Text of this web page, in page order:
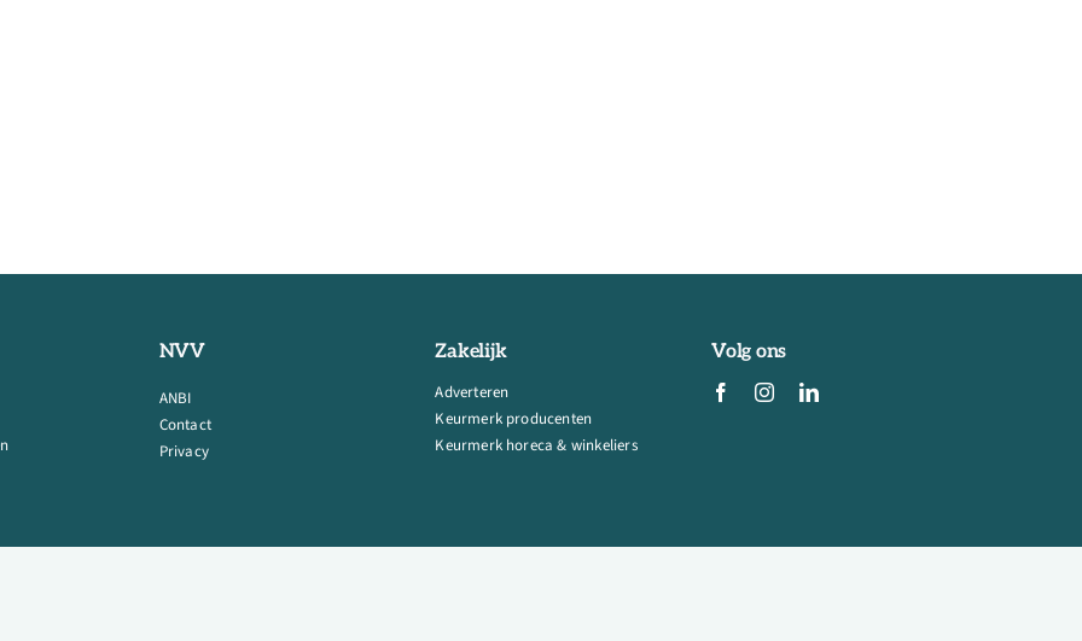
NVV
ANBI
Contact
Privacy
Zakelijk
Adverteren
Keurmerk producenten
Keurmerk horeca & winkeliers
Volg ons